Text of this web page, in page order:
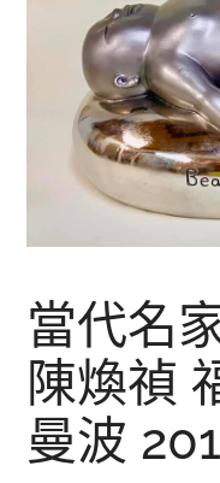
當代名
陳煥禎
曼波